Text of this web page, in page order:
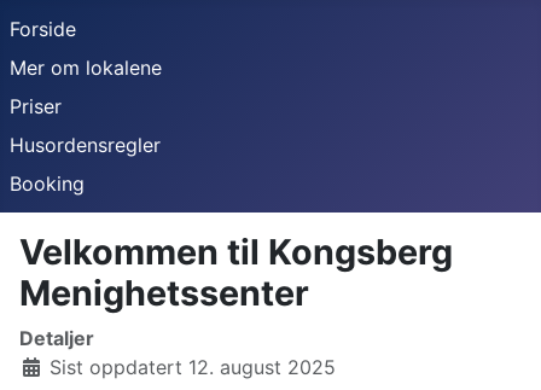
Forside
Mer om lokalene
Priser
Husordensregler
Booking
Velkommen til Kongsberg
Menighetssenter
Detaljer
Sist oppdatert 12. august 2025